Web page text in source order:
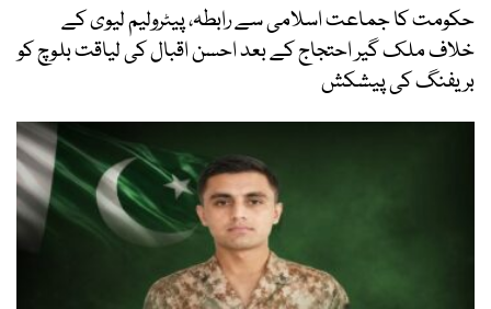
حکومت کا جماعت اسلامی سے رابطہ، پیٹرولیم لیوی کے
خلاف ملک گیر احتجاج کے بعد احسن اقبال کی لیاقت بلوچ کو
بریفنگ کی پیشکش